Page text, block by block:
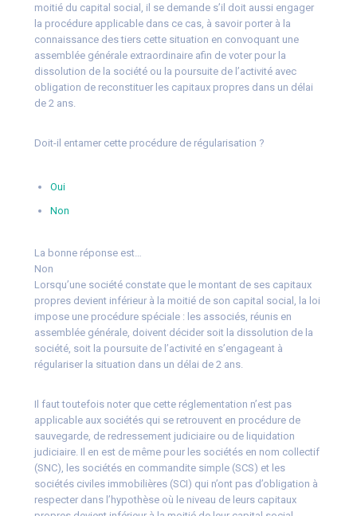
moitié du capital social, il se demande s’il doit aussi engager
la procédure applicable dans ce cas, à savoir porter à la
connaissance des tiers cette situation en convoquant une
assemblée générale extraordinaire afin de voter pour la
dissolution de la société ou la poursuite de l’activité avec
obligation de reconstituer les capitaux propres dans un délai
de 2 ans.
Doit-il entamer cette procédure de régularisation ?
Oui
Non
La bonne réponse est…
Non
Lorsqu’une société constate que le montant de ses capitaux
propres devient inférieur à la moitié de son capital social, la loi
impose une procédure spéciale : les associés, réunis en
assemblée générale, doivent décider soit la dissolution de la
société, soit la poursuite de l’activité en s’engageant à
régulariser la situation dans un délai de 2 ans.
Il faut toutefois noter que cette réglementation n’est pas
applicable aux sociétés qui se retrouvent en procédure de
sauvegarde, de redressement judiciaire ou de liquidation
judiciaire. Il en est de même pour les sociétés en nom collectif
(SNC), les sociétés en commandite simple (SCS) et les
sociétés civiles immobilières (SCI) qui n’ont pas d’obligation à
respecter dans l’hypothèse où le niveau de leurs capitaux